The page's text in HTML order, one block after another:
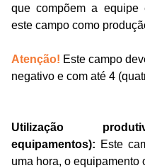
que compõem a equipe
este campo como
Atenção! Este campo
negativo e com até 4
Utilização
equipamentos): Este
uma hora, o equipamento